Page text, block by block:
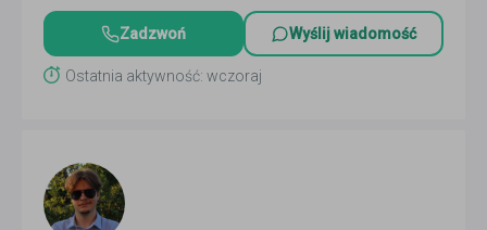
Zadzwoń Wyślij wiadomość
Ostatnia aktywność: wczoraj